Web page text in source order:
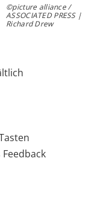
©picture alliance /
ASSOCIATED PRESS |
Richard Drew